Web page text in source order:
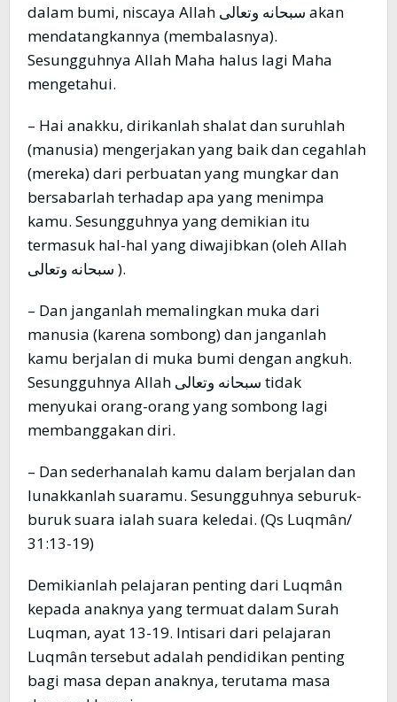
dalam bumi, niscaya Allah سبحانه وتعالى akan
mendatangkannya (membalasnya).
Sesungguhnya Allah Maha halus lagi Maha
mengetahui.
– Hai anakku, dirikanlah shalat dan suruhlah
(manusia) mengerjakan yang baik dan cegahlah
(mereka) dari perbuatan yang mungkar dan
bersabarlah terhadap apa yang menimpa
kamu. Sesungguhnya yang demikian itu
termasuk hal-hal yang diwajibkan (oleh Allah
سبحانه وتعالى ).
– Dan janganlah memalingkan muka dari
manusia (karena sombong) dan janganlah
kamu berjalan di muka bumi dengan angkuh.
Sesungguhnya Allah سبحانه وتعالى tidak
menyukai orang-orang yang sombong lagi
membanggakan diri.
– Dan sederhanalah kamu dalam berjalan dan
lunakkanlah suaramu. Sesungguhnya seburuk-
buruk suara ialah suara keledai. (Qs Luqmân/
31:13-19)
Demikianlah pelajaran penting dari Luqmân
kepada anaknya yang termuat dalam Surah
Luqman, ayat 13-19. Intisari dari pelajaran
Luqmân tersebut adalah pendidikan penting
bagi masa depan anaknya, terutama masa